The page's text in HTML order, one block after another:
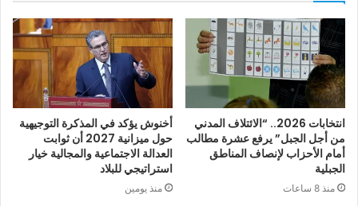
انتخابات 2026.. “الائتلاف المدني
من أجل الجبل” يرفع عشرة مطالب
أمام الأحزاب لإنصاف المناطق
الجبلية
منذ 8 ساعات
أخنوش يؤكد في المذكرة التوجيهية
حول ميزانية 2027 أن ثوابت
العدالة الاجتماعية والمجالية خيار
استراتيجي للبلاد
منذ يومين